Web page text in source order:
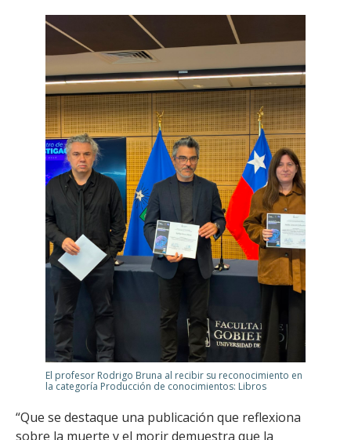
El profesor Rodrigo Bruna al recibir su reconocimiento en
la categoría Producción de conocimientos: Libros
“Que se destaque una publicación que reflexiona
sobre la muerte y el morir demuestra que la